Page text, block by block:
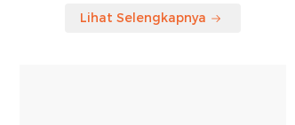
Lihat Selengkapnya